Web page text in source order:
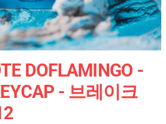
DOFLAMINGO -
- 브레이크